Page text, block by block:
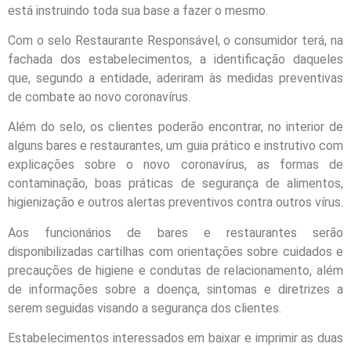
está instruindo toda sua base a fazer o mesmo.
Com o selo Restaurante Responsável, o consumidor terá, na
fachada dos estabelecimentos, a identificação daqueles
que, segundo a entidade, aderiram às medidas preventivas
de combate ao novo coronavírus.
Além do selo, os clientes poderão encontrar, no interior de
alguns bares e restaurantes, um guia prático e instrutivo com
explicações sobre o novo coronavírus, as formas de
contaminação, boas práticas de segurança de alimentos,
higienização e outros alertas preventivos contra outros vírus.
Aos funcionários de bares e restaurantes serão
disponibilizadas cartilhas com orientações sobre cuidados e
precauções de higiene e condutas de relacionamento, além
de informações sobre a doença, sintomas e diretrizes a
serem seguidas visando a segurança dos clientes.
Estabelecimentos interessados em baixar e imprimir as duas